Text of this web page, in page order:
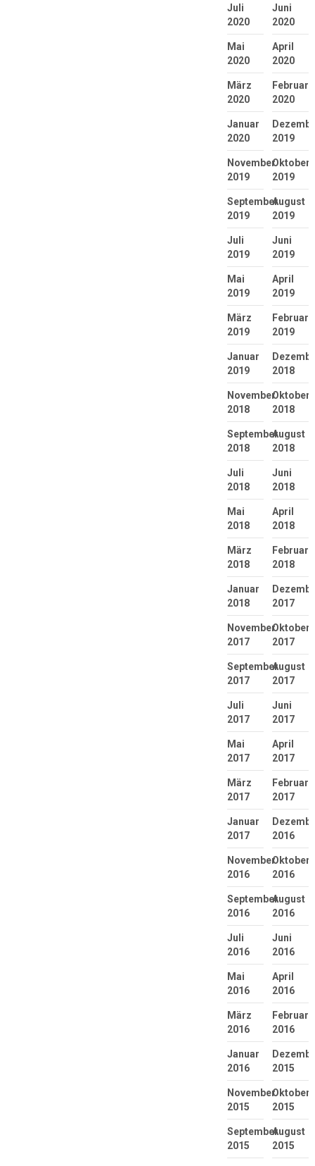
Juli
2020
Juni
2020
Mai
2020
April
2020
März
2020
Februar
2020
Januar
2020
2019
November
2019
Oktober
2019
September
2019
August
2019
Juli
2019
Juni
2019
Mai
2019
April
2019
März
2019
Februar
2019
Januar
2019
2018
November
2018
Oktober
2018
September
2018
August
2018
Juli
2018
Juni
2018
Mai
2018
April
2018
März
2018
Februar
2018
Januar
2018
2017
November
2017
Oktober
2017
September
2017
August
2017
Juli
2017
Juni
2017
Mai
2017
April
2017
März
2017
Februar
2017
Januar
2017
2016
November
2016
Oktober
2016
September
2016
August
2016
Juli
2016
Juni
2016
Mai
2016
April
2016
März
2016
Februar
2016
Januar
2016
2015
November
2015
Oktober
2015
September
2015
August
2015